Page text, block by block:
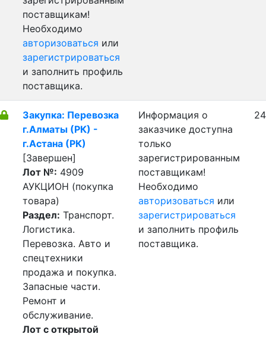
поставщикам!
Необходимо
авторизоваться или
зарегистрироваться
и заполнить профиль
поставщика.
Закупка: Перевозка
г.Алматы (РК) -
г.Астана (РК)
[Завершен]
Лот №: 4909
АУКЦИОН (покупка
товара)
Раздел: Транспорт.
Логистика.
Перевозка. Авто и
спецтехники
продажа и покупка.
Запасные части.
Ремонт и
обслуживание.
Лот с открытой
Информация о
заказчике доступна
только
зарегистрированным
поставщикам!
Необходимо
авторизоваться или
зарегистрироваться
и заполнить профиль
поставщика.